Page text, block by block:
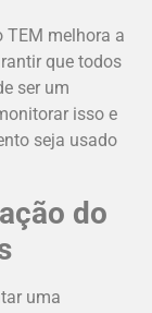
TEM melhora a
que todos
ser um
isso e
seja usado
do
uma